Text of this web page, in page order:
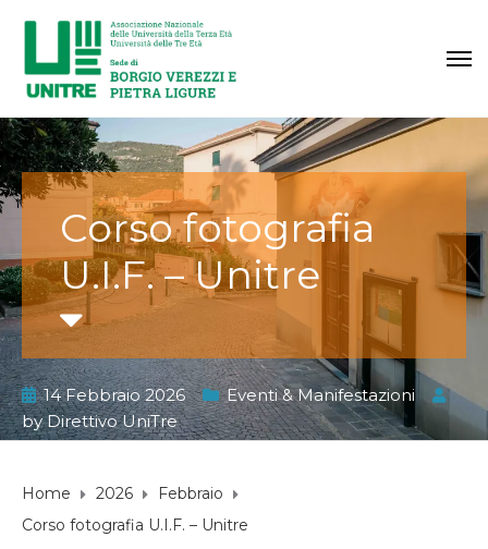
Corso fotografia
U.I.F. – Unitre
14 Febbraio 2026
Eventi & Manifestazioni
byDirettivo UniTre
Home 2026
Febbraio
Corso fotografia U.I.F. – Unitre